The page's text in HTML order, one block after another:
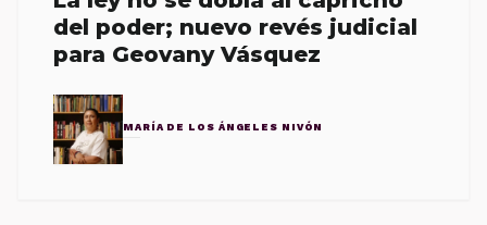
del poder; nuevo revés judicial
para Geovany Vásquez
MARÍA DE LOS ÁNGELES NIVÓN